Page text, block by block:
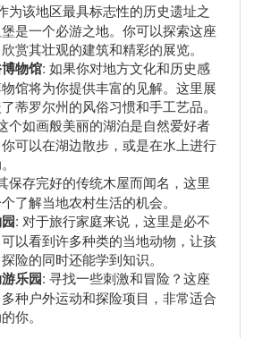
为该地区最具标志性的历史遗址之
是一个必游之地。你可以探索这座
赏其壮观的建筑和精彩的展览。
物馆: 如果你对地方文化和历史感
馆将为你提供丰富的见解。这里展
蒂罗尔州的风俗习惯和手工艺品。
个如画般美丽的湖泊是自然爱好者
可以在湖边散步，或是在水上进行
保存完好的传统木屋而闻名，这里
了解当地农村生活的机会。
: 对于旅行家庭来说，这里是必不
以看到许多种类的当地动物，让孩
险的同时还能学到知识。
乐园: 寻找一些刺激和冒险？这座
种户外运动和探险项目，非常适合
你。